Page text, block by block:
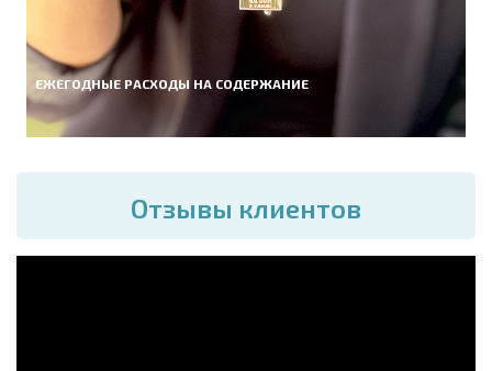
ЕЖЕГОДНЫЕ РАСХОДЫ НА СОДЕРЖАНИЕ
Отзывы клиентов